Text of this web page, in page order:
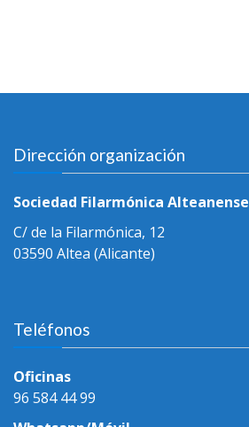
Dirección organización
Sociedad Filarmónica Alteanense
C/ de la Filarmónica, 12
03590 Altea (Alicante)
Teléfonos
Oficinas
96 584 44 99